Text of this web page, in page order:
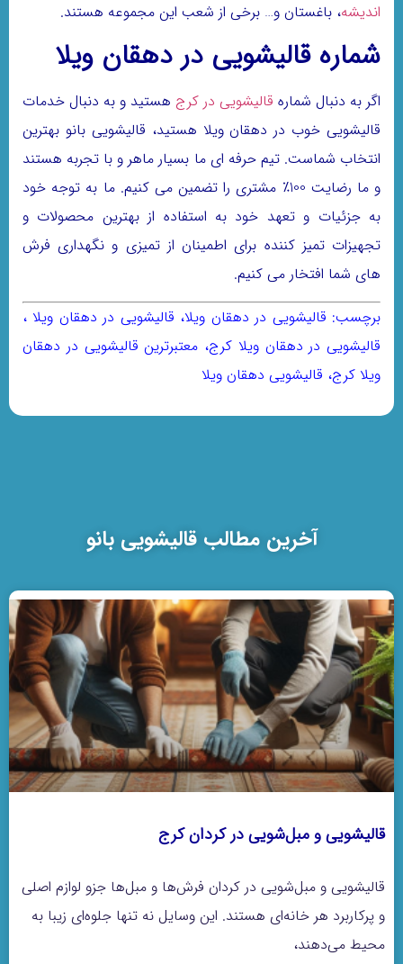
اندیشه، باغستان و… برخی از شعب این مجموعه هستند.
شماره قالیشویی در دهقان ویلا
اگر به دنبال شماره قالیشویی در کرج هستید و به دنبال خدمات
قالیشویی خوب در دهقان ویلا هستید، قالیشویی بانو بهترین
انتخاب شماست. تیم حرفه ای ما بسیار ماهر و با تجربه هستند
و ما رضایت 100٪ مشتری را تضمین می کنیم. ما به توجه خود
به جزئیات و تعهد خود به استفاده از بهترین محصولات و
تجهیزات تمیز کننده برای اطمینان از تمیزی و نگهداری فرش
های شما افتخار می کنیم.
برچسب: قالیشویی در دهقان ویلا، قالیشویی در دهقان ویلا ،
قالیشویی در دهقان ویلا کرج، معتبرترین قالیشویی در دهقان
ویلا کرج، قالیشویی دهقان ویلا
آخرین مطالب قالیشویی بانو
قالیشویی و مبل‌شویی در کردان کرج
قالیشویی و مبل‌شویی در کردان فرش‌ها و مبل‌ها جزو لوازم اصلی
و پرکاربرد هر خانه‌ای هستند. این وسایل نه تنها جلوه‌ای زیبا به
محیط می‌دهند،